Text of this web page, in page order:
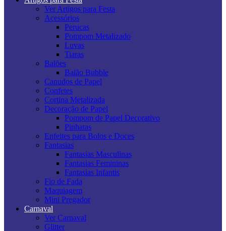
Ver Artigos para Festa
Acessórios
Perucas
Pompom Metalizado
Luvas
Tiaras
Balões
Balão Bubble
Canudos de Papel
Confetes
Cortina Metalizada
Decoração de Papel
Pompom de Papel Decorativo
Pinhatas
Enfeites para Bolos e Doces
Fantasias
Fantasias Masculinas
Fantasias Femininas
Fantasias Infantis
Fio de Fada
Maquiagem
Mini Pregador
Carnaval
Ver Carnaval
Glitter